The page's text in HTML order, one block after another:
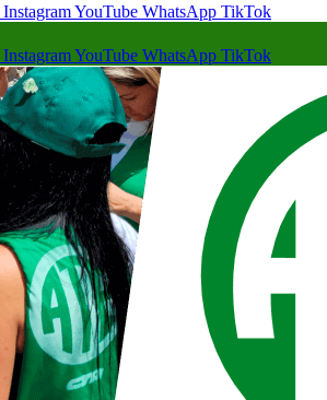
InstagramYouTube WhatsApp TikTok
InstagramYouTube WhatsApp TikTok